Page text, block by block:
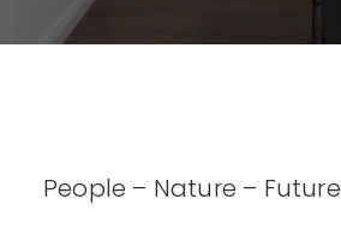
People – Nature – Future